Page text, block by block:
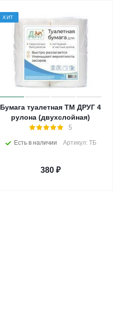
ХИТ
Бумага туалетная ТМ ДРУГ 4
рулона (двухслойная)
5
Есть в наличии Артикул: ТБ
380₽